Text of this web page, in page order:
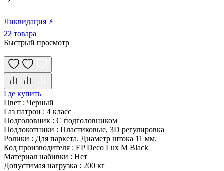
Ликвидация ⚡
22 товара
Быстрый просмотр
Где купить
Цвет : Черный
Газ патрон : 4 класс
Подголовник : С подголовником
Подлокотники : Пластиковые, 3D регулировка
Ролики : Для паркета. Диаметр штока 11 мм.
Код производителя : EP Deco Lux M Black
Материал набивки : Нет
Допустимая нагрузка : 200 кг